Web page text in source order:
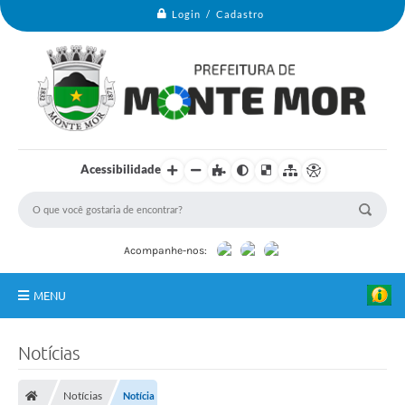
Login / Cadastro
Acessibilidade
Acompanhe-nos:
MENU
Notícias
Notícias Notícia